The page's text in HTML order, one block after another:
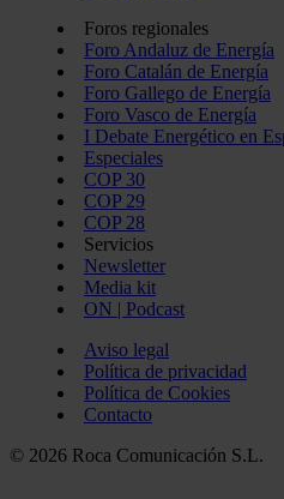
Foros regionales
Foro Andaluz de Energía
Foro Catalán de Energía
Foro Gallego de Energía
Foro Vasco de Energía
I Debate Energético en
Especiales
COP 30
COP 29
COP 28
Servicios
Newsletter
Media kit
ON | Podcast
Aviso legal
Política de privacidad
Política de Cookies
Contacto
© 2026 Roca Comunicación S.L.